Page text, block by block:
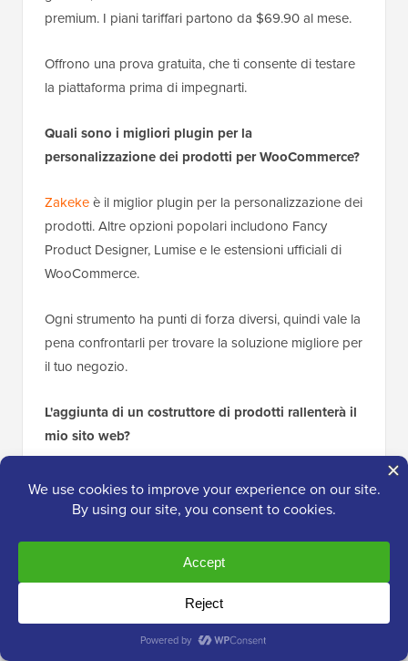
premium. I piani tariffari partono da $69.90 al mese.
Offrono una prova gratuita, che ti consente di testare
la piattaforma prima di impegnarti.
Quali sono i migliori plugin per la
personalizzazione dei prodotti per WooCommerce?
Zakekeè il miglior plugin per la personalizzazione dei
prodotti. Altre opzioni popolari includono Fancy
Product Designer, Lumise e le estensioni ufficiali di
WooCommerce.
Ogni strumento ha punti di forza diversi, quindi vale la
pena confrontarli per trovare la soluzione migliore per
il tuo negozio.
L'aggiunta di un costruttore di prodotti rallenterà il
mio sito web?
La maggior parte dei costruttori di prodotti moderni è
progettata tenendo conto delle prestazioni. Servizi
l'impatto sulla velocità del tuo sito.
Tuttavia, utilizzare un buonprovider di hosting
è sempre importante per mantenere